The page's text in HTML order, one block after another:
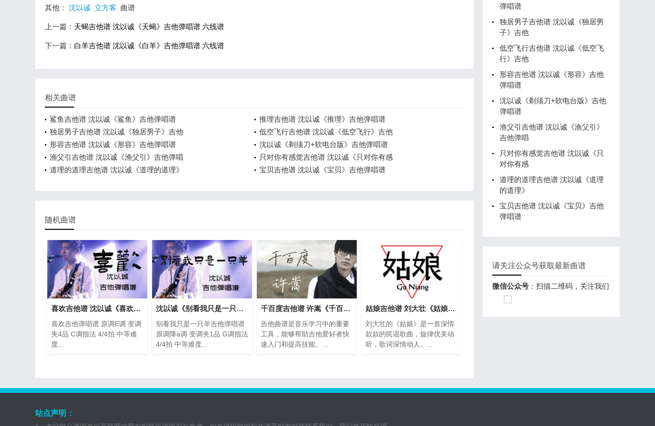
其他： 沈以诚 立方客 曲谱
上一篇： 天蝎吉他谱 沈以诚《天蝎》吉他弹唱谱 六线谱
下一篇： 白羊吉他谱 沈以诚《白羊》吉他弹唱谱 六线谱
相关曲谱
鲨鱼吉他谱 沈以诚《鲨鱼》吉他弹唱谱
推理吉他谱 沈以诚《推理》吉他弹唱谱
独居男子吉他谱 沈以诚《独居男子》吉他
低空飞行吉他谱 沈以诚《低空飞行》吉他
形容吉他谱 沈以诚《形容》吉他弹唱谱
沈以诚《剃须刀+软电台版》吉他弹唱谱
渔父引吉他谱 沈以诚《渔父引》吉他弹唱
只对你有感觉吉他谱 沈以诚《只对你有感
道理的道理吉他谱 沈以诚《道理的道理》
宝贝吉他谱 沈以诚《宝贝》吉他弹唱谱
随机曲谱
喜欢吉他谱 沈以诚《喜欢》吉他弹唱谱
喜欢吉他弹唱谱 原调E调 变调
夹4品 C调指法 4/4拍 中等难
度...
沈以诚《别看我只是一只羊》吉他弹唱谱
别看我只是一只羊吉他弹唱谱
原调降a调 变调夹1品 G调指法
4/4拍 中等难度...
千百度吉他谱 许嵩《千百度》吉他弹唱谱
吉他曲谱是音乐学习中的重要
工具，能够帮助吉他爱好者快
速入门和提高技能。...
姑娘吉他谱 刘大壮《姑娘》吉他弹唱谱
刘大壮的《姑娘》是一首深情
款款的民谣歌曲，旋律优美动
听，歌词深情动人。...
弹唱谱
独居男子吉他谱 沈以诚《独居男
子》吉他
低空飞行吉他谱 沈以诚《低空飞
行》吉他
形容吉他谱 沈以诚《形容》吉他
弹唱谱
沈以诚《剃须刀+软电台版》吉他
弹唱谱
渔父引吉他谱 沈以诚《渔父引》
吉他弹唱
只对你有感觉吉他谱 沈以诚《只
对你有感
道理的道理吉他谱 沈以诚《道理
的道理》
宝贝吉他谱 沈以诚《宝贝》吉他
弹唱谱
请关注公众号获取最新曲谱
微信公众号 ：扫描二维码，关注我们
站点声明：